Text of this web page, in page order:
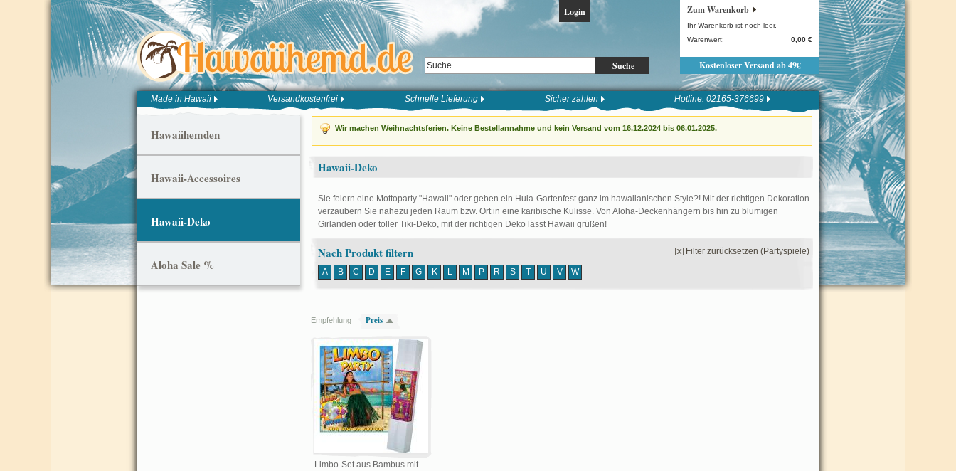
Suche
Login Zum Warenkorb
Ihr Warenkorb ist noch leer.
Warenwert:
0,00 €
Kostenloser Versand ab 49€
Made in Hawaii Versandkostenfrei Schnelle Lieferung Sicher zahlen Hotline: 02165-376699
Wir machen Weihnachtsferien. Keine Bestellannahme und kein Versand vom 16.12.2024 bis 06.01.2025.
Hawaii-Deko
Sie feiern eine Mottoparty "Hawaii" oder geben ein Hula-Gartenfest ganz im hawaiianischen Style?! Mit der richtigen Dekoration
verzaubern Sie nahezu jeden Raum bzw. Ort in eine karibische Kulisse. Von Aloha-Deckenhängern bis hin zu blumigen
Girlanden oder toller Tiki-Deko, mit der richtigen Deko lässt Hawaii grüßen!
Nach Produkt filtern
A B C D E F G K L M P R S T U V W
Filter zurücksetzen (Partyspiele)
Empfehlung Preis
Limbo-Set aus Bambus mit
Hawaiihemden
Hawaii-Accessoires
Hawaii-Deko
Aloha Sale %